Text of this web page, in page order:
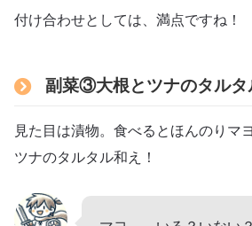
付け合わせとしては、満点ですね！
副菜③大根とツナのタルタ
見た目は漬物。食べるとほんのりマ
ツナのタルタル和え！